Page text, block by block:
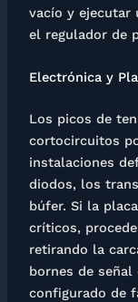
vacío y ejecutar
el regulador de
Electrónica y
Los picos de
cortocircuitos
instalaciones
diodos, los
búfer. Si la
críticos,
retirando la
bornes de
configurado de